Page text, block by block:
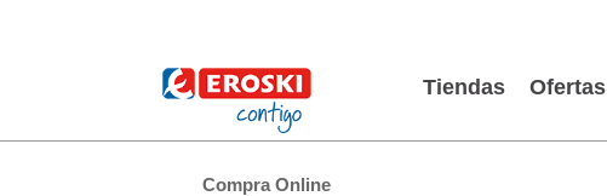
Tiendas Ofertas
Compra Online